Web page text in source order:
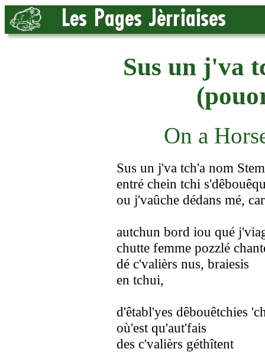
Sus un j'va
On a
Sus un j'va tch'a nom
entré chein tchi
ou j'vaûche dédans mé, car
autchun bord iou qué
chutte femme pozzlé
dé c'valièrs nus, braiesis
en tchui,
d'êtabl'yes dêbouêtchies
où'est qu'aut'fais
des c'valièrs géthîtent